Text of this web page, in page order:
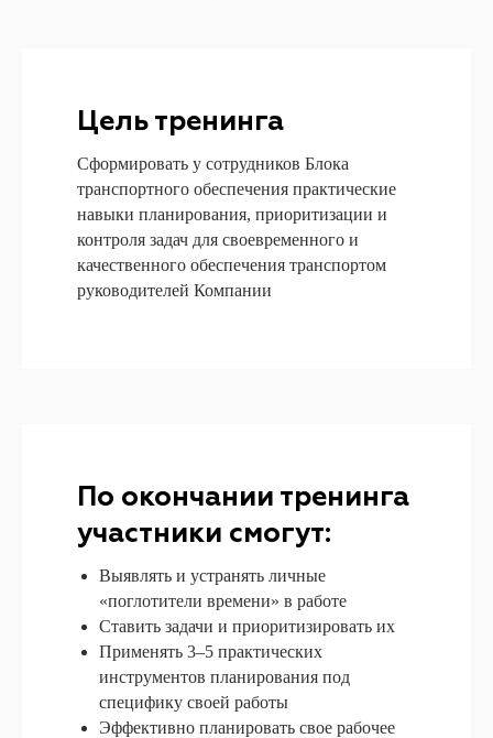
Цель тренинга
Сформировать у сотрудников Блока
транспортного обеспечения практические
навыки планирования, приоритизации и
контроля задач для своевременного и
качественного обеспечения транспортом
руководителей Компании
По окончании тренинга
участники смогут:
Выявлять и устранять личные
«поглотители времени» в работе
Ставить задачи и приоритизировать их
Применять 3–5 практических
инструментов планирования под
специфику своей работы
Эффективно планировать свое рабочее